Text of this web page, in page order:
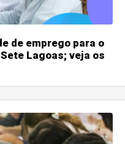
de emprego para o
Lagoas; veja os